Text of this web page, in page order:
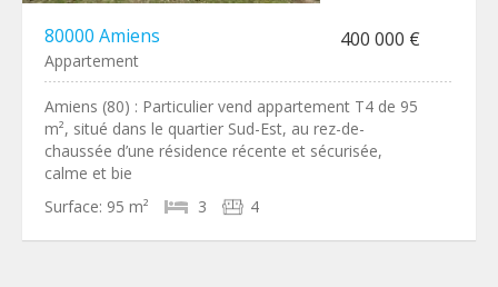
80000 Amiens 400 000 €
Appartement
Amiens (80) : Particulier vend appartement T4 de 95
m², situé dans le quartier Sud-Est, au rez-de-
chaussée d’une résidence récente et sécurisée,
calme et bie
Surface: 95 m² 3 4